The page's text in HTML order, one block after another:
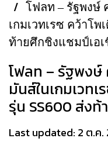
โฟลท – รัฐพงษ์
เกมเวทเรซ คว้าโพ
ท้ายศึกชิงแชมป์เอเ
โฟลท – รัฐพงษ์
มันส์ในเกมเวท
รุ่น SS600 ส่งท้
Last updated: 2 ต.ค.